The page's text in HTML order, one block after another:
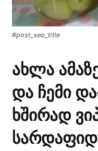
#post_seo_title
ახლა
და ჩემი
ხშირად